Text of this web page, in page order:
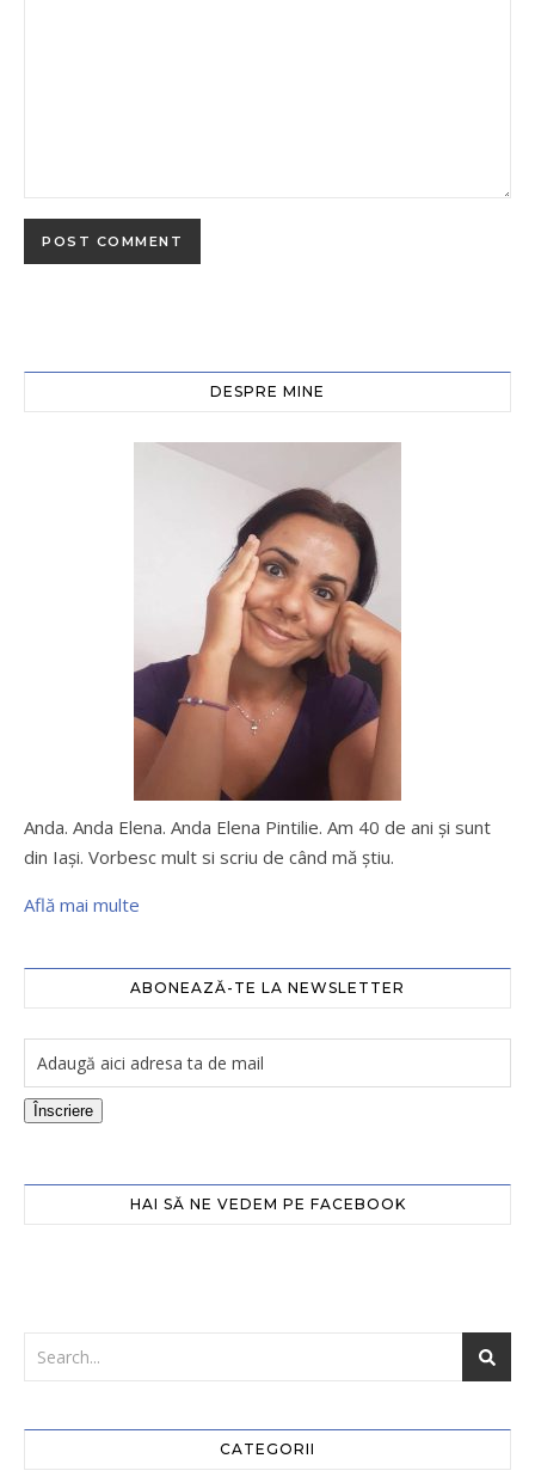
DESPRE MINE
Anda. Anda Elena. Anda Elena Pintilie. Am 40 de ani şi sunt
din Iaşi. Vorbesc mult si scriu de când mă ştiu.
Află mai multe
ABONEAZĂ-TE LA NEWSLETTER
Înscriere
HAI SĂ NE VEDEM PE FACEBOOK
CATEGORII